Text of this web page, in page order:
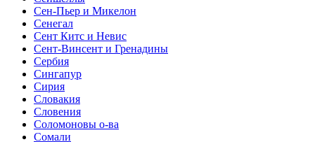
Сен-Пьер и Микелон
Сенегал
Сент Китс и Невис
Сент-Винсент и Гренадины
Сербия
Сингапур
Сирия
Словакия
Словения
Соломоновы о-ва
Сомали